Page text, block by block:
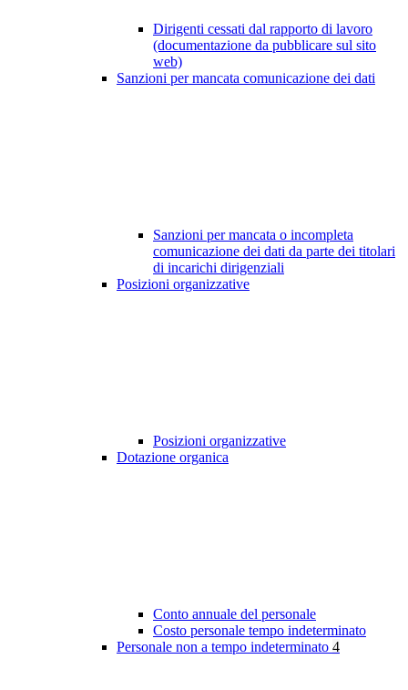
Dirigenti cessati dal rapporto di lavoro
(documentazione da pubblicare sul sito
web)
Sanzioni per mancata comunicazione dei dati
Sanzioni per mancata o incompleta
comunicazione dei dati da parte dei titolari
di incarichi dirigenziali
Posizioni organizzative
Posizioni organizzative
Dotazione organica
Conto annuale del personale
Costo personale tempo indeterminato
Personale non a tempo indeterminato 4